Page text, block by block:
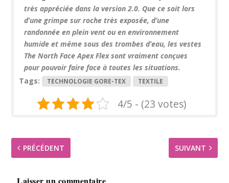
très appréciée dans la version 2.0. Que ce soit lors
d’une grimpe sur roche très exposée, d’une
randonnée en plein vent ou en environnement
humide et même sous des trombes d’eau, les vestes
The North Face Apex Flex sont vraiment conçues
pour pouvoir faire face à toutes les situations.
Tags:
TECHNOLOGIE GORE-TEX TEXTILE
4/5 - (23 votes)
PRÉCÉDENT SUIVANT